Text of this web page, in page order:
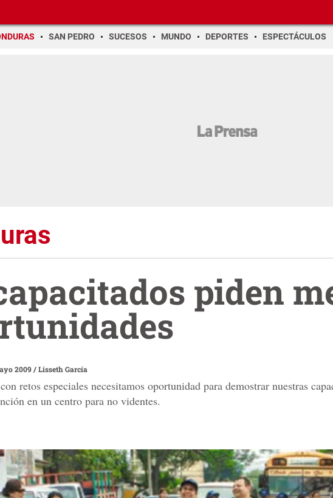
SAN PEDRO SUCESOS MUNDO DEPORTES ESPECTÁCULOS
piden
2009/Lisseth García
retos especiales necesitamos oportunidad para demostrar nuestras
en un centro para no videntes.